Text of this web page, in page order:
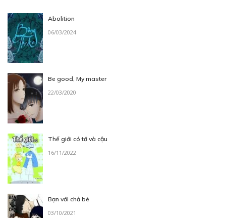
Abolition
06/03/2024
Be good, My master
22/03/2020
Thế giới có tớ và cậu
16/11/2022
Bạn với chả bè
03/10/2021